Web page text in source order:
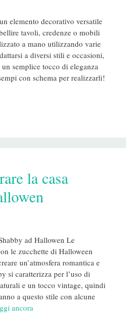
elemento decorativo versatile
tavoli, credenze o mobili
a mano utilizzando varie
a diversi stili e occasioni,
semplice tocco di eleganza
con schema per realizzarli!
la casa
ad Hallowen Le
le zucchette di Halloween
un’atmosfera romantica e
si caratterizza per l’uso di
e un tocco vintage, quindi
a questo stile con alcune
ancora